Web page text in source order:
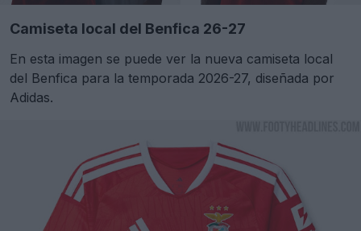
Camiseta local del Benfica 26-27
En esta imagen se puede ver la nueva camiseta local
del Benfica para la temporada 2026-27, diseñada por
Adidas.